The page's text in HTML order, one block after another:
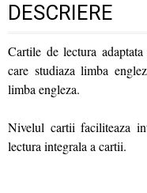
DESCRIERE
Cartile de lectura
care studiaza limba
limba engleza.
Nivelul cartii faciliteaza
lectura integrala a cartii.